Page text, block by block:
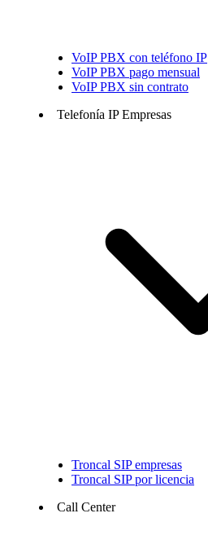
VoIP PBX con teléfono IP
VoIP PBX pago mensual
VoIP PBX sin contrato
Telefonía IP Empresas
Troncal SIP empresas
Troncal SIP por licencia
Call Center